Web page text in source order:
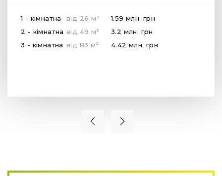
1 - кімнатна від 26 м 2 1.59 млн. грн
2 - кімнатна від 49 м 2 3.2 млн. грн
3 - кімнатна від 83 м 2 4.42 млн. грн